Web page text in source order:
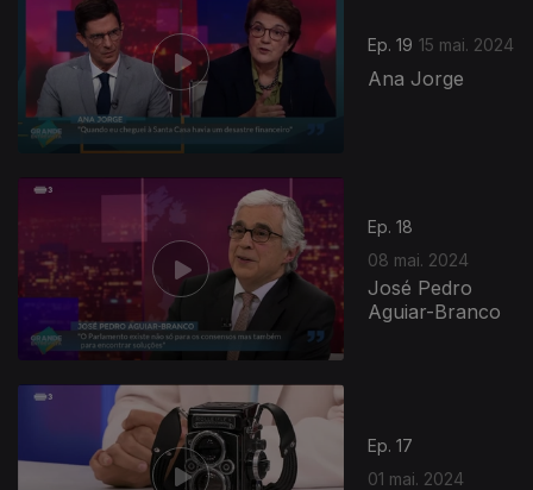
Ep. 19 15 mai. 2024
Ana Jorge
Ep. 18
08 mai. 2024
José Pedro
Aguiar-Branco
Ep. 17
01 mai. 2024
762916